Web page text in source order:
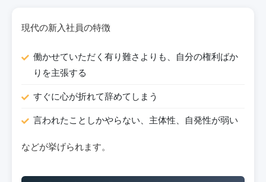
現代の新入社員の特徴
働かせていただく有り難さよりも、自分の権利ばか
りを主張する
すぐに心が折れて辞めてしまう
言われたことしかやらない、主体性、自発性が弱い
などが挙げられます。